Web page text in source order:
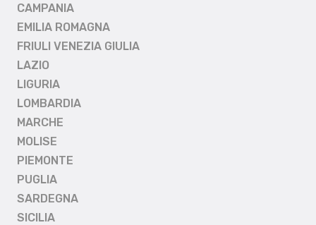
CAMPANIA
EMILIA ROMAGNA
FRIULI VENEZIA GIULIA
LAZIO
LIGURIA
LOMBARDIA
MARCHE
MOLISE
PIEMONTE
PUGLIA
SARDEGNA
SICILIA